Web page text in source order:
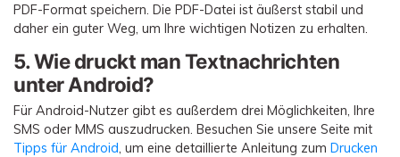
PDF-Format speichern. Die PDF-Datei ist äußerst stabil und
daher ein guter Weg, um Ihre wichtigen Notizen zu erhalten.
5. Wie druckt man Textnachrichten
unter Android?
Für Android-Nutzer gibt es außerdem drei Möglichkeiten, Ihre
SMS oder MMS auszudrucken. Besuchen Sie unsere Seite mit
Tipps für Android, um eine detaillierte Anleitung zum Drucken